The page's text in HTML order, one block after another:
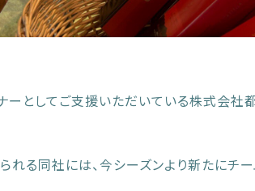
ーとしてご支援いただいている株式会社
る同社には、今シーズンより新たにチー